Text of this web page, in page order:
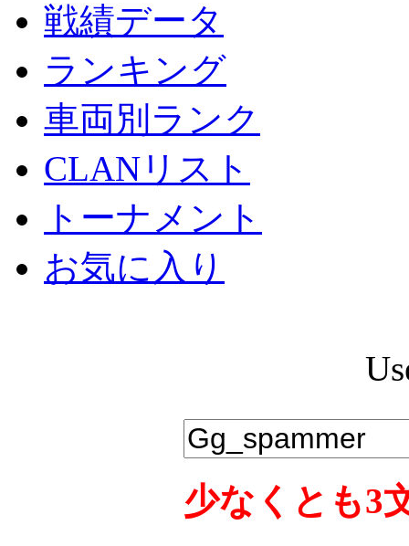
戦績データ
ランキング
車両別ランク
CLANリスト
トーナメント
お気に入り
少なくとも3